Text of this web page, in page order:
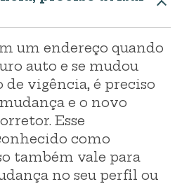
um endereço quando
auto e se mudou
vigência, é preciso
e o novo
Esse
como
também vale para
no seu perfil ou